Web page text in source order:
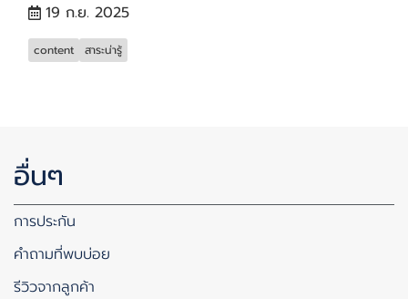
19 ก.ย. 2025
content สาระน่ารู้
อื่นๆ
การประกัน
คำถามที่พบบ่อย
รีวิวจากลูกค้า